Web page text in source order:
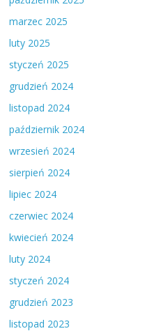
marzec 2025
luty 2025
styczeń 2025
grudzień 2024
listopad 2024
październik 2024
wrzesień 2024
sierpień 2024
lipiec 2024
czerwiec 2024
kwiecień 2024
luty 2024
styczeń 2024
grudzień 2023
listopad 2023